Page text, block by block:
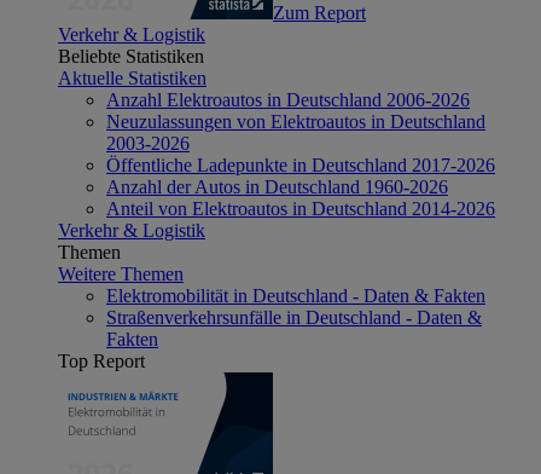
Zum Report
Verkehr & Logistik
Beliebte Statistiken
Aktuelle Statistiken
Anzahl Elektroautos in Deutschland 2006-2026
Neuzulassungen von Elektroautos in Deutschland
2003-2026
Öffentliche Ladepunkte in Deutschland 2017-2026
Anzahl der Autos in Deutschland 1960-2026
Anteil von Elektroautos in Deutschland 2014-2026
Verkehr & Logistik
Themen
Weitere Themen
Elektromobilität in Deutschland - Daten & Fakten
Straßenverkehrsunfälle in Deutschland - Daten &
Fakten
Top Report